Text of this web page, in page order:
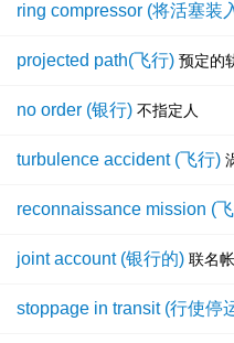
ring compressor (将活塞装
projected path(飞行) 预定的
no order (银行) 不指定人
turbulence accident (飞行)
reconnaissance mission (
joint account (银行的) 联名
stoppage in transit (行使停